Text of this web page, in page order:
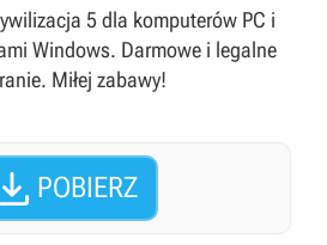
5 dla komputerów PC i
Windows. Darmowe i legalne
Miłej zabawy!
POBIERZ